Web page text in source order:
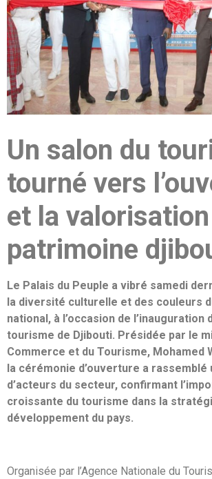
Un salon du
tourné vers
et la
patrimoine
Le Palais du Peuple a vibré samedi
la diversité culturelle et des couleurs
national, à l’occasion de l’inauguration
tourisme de Djibouti. Présidée par le
Commerce et du Tourisme, Mohamed
la cérémonie d’ouverture a rassemblé
d’acteurs du secteur, confirmant
croissante du tourisme dans la
développement du pays.
Organisée par l’Agence Nationale du